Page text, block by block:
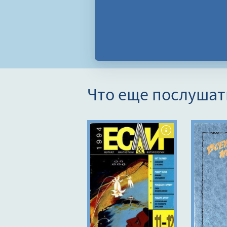
Что еще